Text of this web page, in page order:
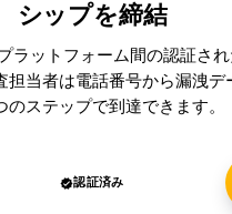
シップを締結
ラットフォーム間の認証さ
担当者は電話番号から漏洩デ
のステップで到達できます。
認証済み